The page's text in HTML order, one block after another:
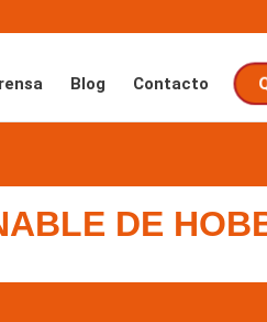
Blog Contacto
DE